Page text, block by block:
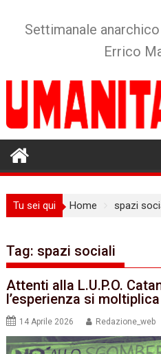
Settimanale
Errico
Tu sei qui Home spazi
Tag: spazi sociali
Attenti alla L.U.P.O.
l’esperienza si moltiplica
14 Aprile 2026 Redazione_web